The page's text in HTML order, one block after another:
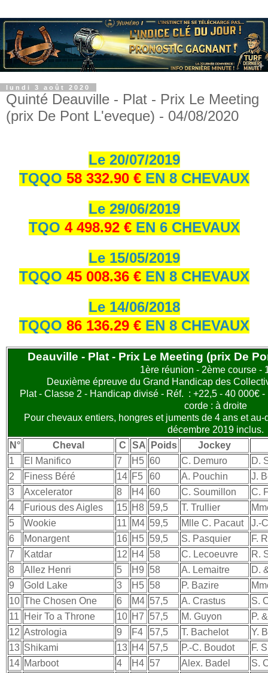
lundi 3 août 2020
Quinté Deauville - Plat - Prix Le Meeting
(prix De Pont L'eveque) - 04/08/2020
Le 20/07/2019
TQQO 58 332.90 €EN 8 CHEVAUX
Le 29/06/2019
TQO 4 498.92 €EN 6 CHEVAUX
Le 15/05/2019
TQQO 45 008.36 €EN 8 CHEVAUX
Le 14/06/2018
TQQO 86 136.29 €EN 8 CHEVAUX
Deauville - Plat - Prix Le Meeting (prix De
1ère réunion - 2ème course -
Deuxième épreuve du Grand Handicap des
Plat - Classe 2 - Handicap divisé - Réf. : +22,5 - 40 000€
corde : à droite
Pour chevaux entiers, hongres et juments de 4 ans et
décembre 2019 inclus.
N°
Cheval C SA Poids
Jockey
1
El Manifico 7 H5 60 C. Demuro
D.
2
Finess Béré 14 F5 60 A. Pouchin
J.
3
Axcelerator 8 H4 60 C. Soumillon
C.
4
Furious des Aigles 15 H8 59,5 T. Trullier
5
Wookie 11 M4 59,5 Mlle C. Pacaut
J.-
6
Monargent 16 H5 59,5 S. Pasquier
F.
7
Katdar 12 H4 58 C. Lecoeuvre
R.
8
Allez Henri 5 H9 58 A. Lemaitre
D.
9
Gold Lake 3 H5 58 P. Bazire
10 The Chosen One 6 M4 57,5 A. Crastus
S.
11
Heir To a Throne 10 H7 57,5 M. Guyon
P.
12 Astrologia 9 F4 57,5 T. Bachelot
Y.
13 Shikami 13 H4 57,5 P.-C. Boudot
F.
14 Marboot 4 H4 57 Alex. Badel
S.